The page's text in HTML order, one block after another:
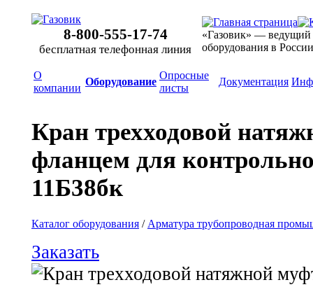
8-800-555-17-74
бесплатная телефонная линия
«Газовик» — ведущий
оборудования в России
О
компании
Оборудование
Опросные
листы
Документация
Кран трехходовой
фланцем для
11Б38бк
Каталог оборудования / Арматура трубопроводная
Заказать